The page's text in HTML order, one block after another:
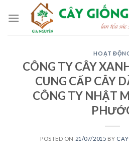
HOẠT
CÔNG TY CÂY
CUNG CẤP CÂY
CÔNG TY NHẬT
POSTED ON 21/07/2015 BY